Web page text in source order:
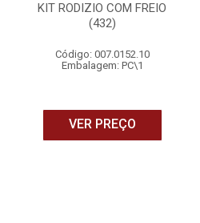
KIT RODIZIO COM FREIO
(432)
Código: 007.0152.10
Embalagem: PC\1
VER PREÇO